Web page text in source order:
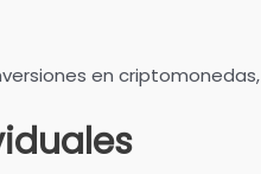
en criptomonedas,